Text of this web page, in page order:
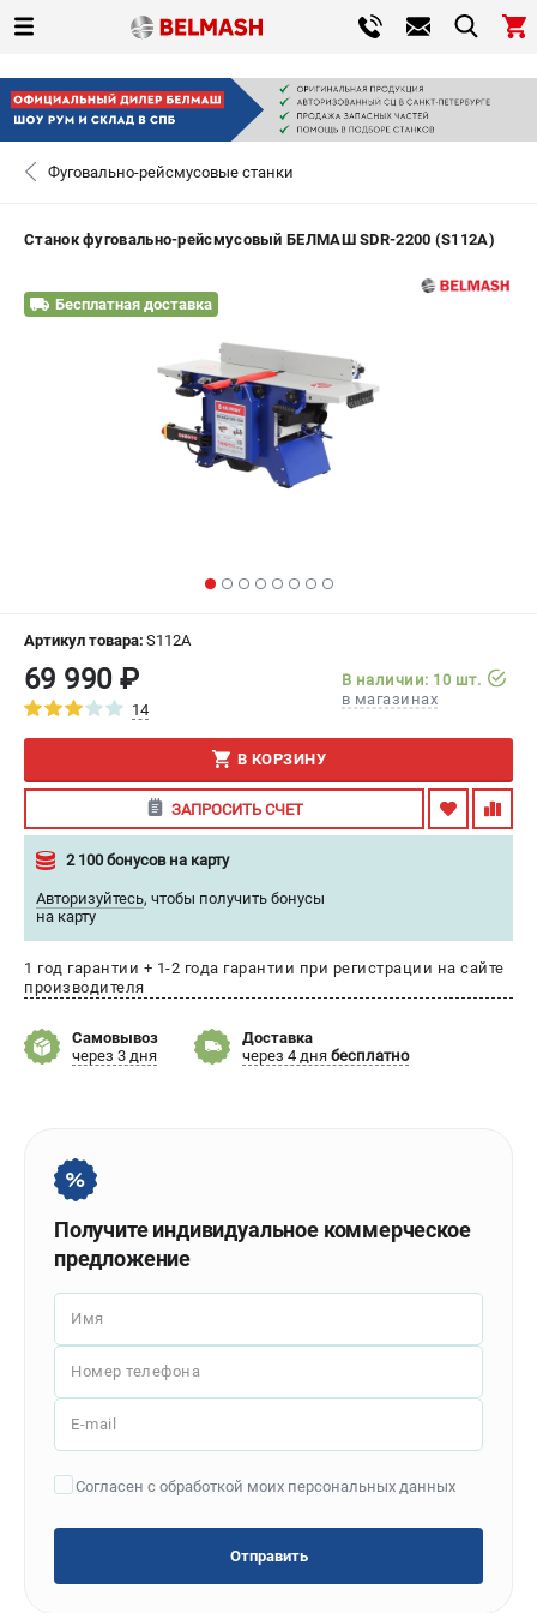
СЕРВИС
САНКТ-ПЕТЕРБУРГ
0
ПОДДЕРЖКА
Сервисный центр
ИНФОРМАЦИЯ
Юридическим лицам
Контакты
Способы оплаты
О компании
О бренде
Бонусная программа
Как нас найти
Комбинированные станки
Ленточнопильные станки
Рейсмусы
Сверлильные станки
Циркулярные станки
Шлифовальные станки
ДОПОЛНИТЕЛЬНОЕ ОБОРУДОВАНИЕ
Фуговально-рейсмусовые станки
Станок фуговально-рейсмусовый БЕЛМАШ SDR-2200 (S112A)
Бесплатная доставка
Артикул товара: S112A
69 990 ₽
14
В наличии: 10 шт.
в магазинах
В КОРЗИНУ
ЗАПРОСИТЬ СЧЕТ
2 100 бонусов на карту
Авторизуйтесь, чтобы получить бонусы
на карту
1 год гарантии + 1-2 года гарантии при регистрации на сайте
производителя
Самовывоз
через 3 дня
Доставка
через 4 дня бесплатно
Получите индивидуальное коммерческое
предложение
Имя
Номер телефона
E-mail
Согласен с обработкой моих персональных данных
Отправить